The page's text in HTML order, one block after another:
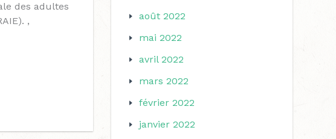
des adultes
,
août 2022
mai 2022
avril 2022
mars 2022
février 2022
janvier 2022